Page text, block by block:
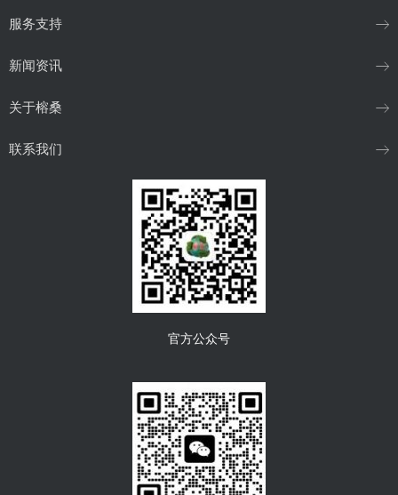
服务支持
新闻资讯
关于榕桑
联系我们
官方公众号